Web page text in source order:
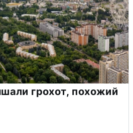
грохот, похожий